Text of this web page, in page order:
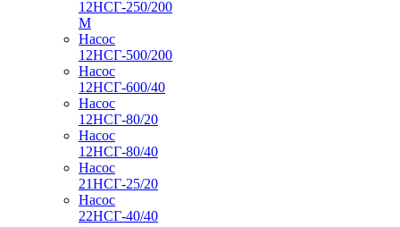
12НСГ-250/200
М
Насос
12НСГ-500/200
Насос
12НСГ-600/40
Насос
12НСГ-80/20
Насос
12НСГ-80/40
Насос
21НСГ-25/20
Насос
22НСГ-40/40